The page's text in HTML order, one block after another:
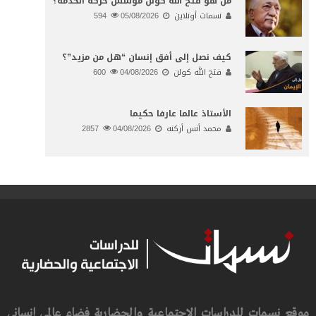
نسمات أونلاين 05/08/2026
كيف نصل إلى أفق إنسان “هل من مزيد”؟
فتح الله كولن 04/08/2026
الأستاذ عالما عارفا حكيما
محمد أنس أركنه 04/08/2026